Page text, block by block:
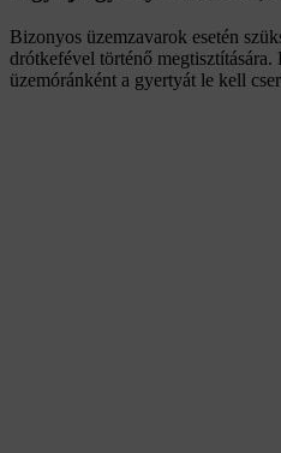
Bizonyos üzemzavarok esetén
drótkefével történő
üzemóránként a gyertyát le kell